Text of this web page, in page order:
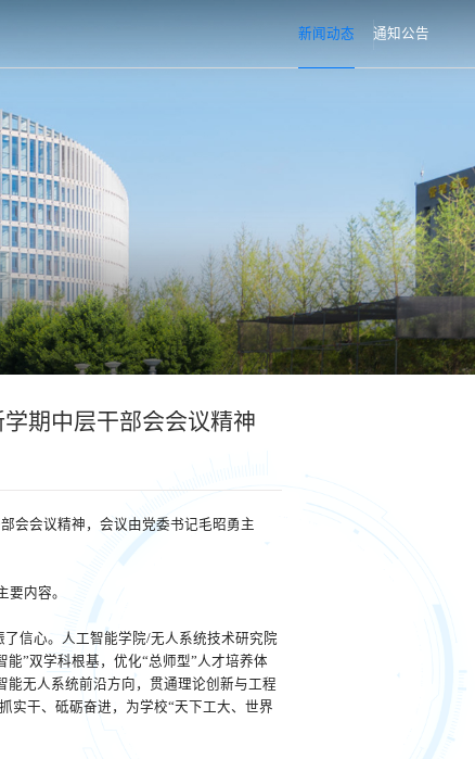
新闻动态 通知公告
期中层干部会会议精神
会会议精神，会议由党委书记毛昭勇主
内容。
信心。人工智能学院/无人系统技术研究院
”双学科根基，优化“总师型”人才培养体
无人系统前沿方向，贯通理论创新与工程
实干、砥砺奋进，为学校“天下工大、世界